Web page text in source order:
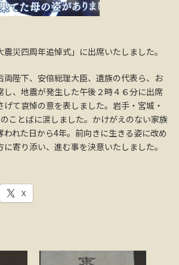
災四周年追悼式」に出席いたしました。
両陛下、安倍総理大臣、遺族の代表ら、お
し、地震が発生した午後２時４６分に出席
て哀悼の意を表しました。岩手・宮城・
ことばに涙しました。かけがえのない家族
われた日から4年。前向きに生きる姿に改め
寄り添い、進む事を決意いたしました。
X